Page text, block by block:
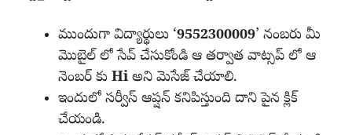
ముందుగా విద్యార్థులు ‘9552300009’ నంబరు మీ
మొబైల్ లో సేవ్ చేసుకోండి ఆ తర్వాత వాట్సప్ లో ఆ
నెంబర్ కు Hi అని మెసేజ్ చేయాలి.
ఇందులో సర్వీస్ ఆప్షన్ కనిపిస్తుంది దాని పైన క్లిక్
చేయండి.